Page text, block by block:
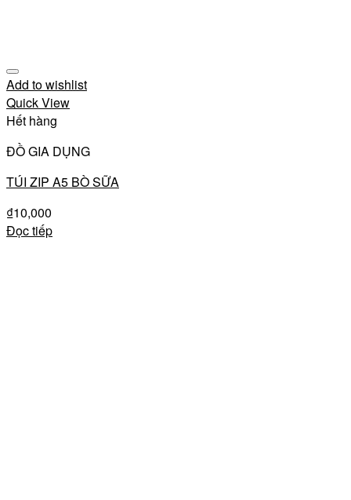
Add to wishlist
Quick View
Hết hàng
ĐỒ GIA DỤNG
TÚI ZIP A5 BÒ SỮA
₫10,000
Đọc tiếp